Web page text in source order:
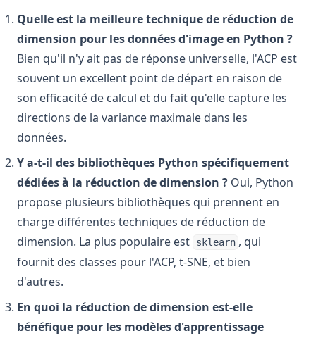
Quelle est la meilleure technique de réduction de
dimension pour les données d'image en Python ?
Bien qu'il n'y ait pas de réponse universelle, l'ACP est
souvent un excellent point de départ en raison de
son efficacité de calcul et du fait qu'elle capture les
directions de la variance maximale dans les
données.
Y a-t-il des bibliothèques Python spécifiquement
dédiées à la réduction de dimension ? Oui, Python
propose plusieurs bibliothèques qui prennent en
charge différentes techniques de réduction de
dimension. La plus populaire est
sklearn , qui
fournit des classes pour l'ACP, t-SNE, et bien
d'autres.
En quoi la réduction de dimension est-elle
bénéfique pour les modèles d'apprentissage